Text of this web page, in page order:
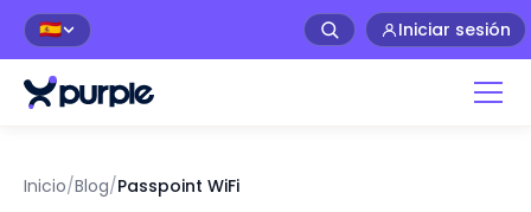
🇪🇸 Iniciar sesión
Inicio/Blog/Passpoint WiFi